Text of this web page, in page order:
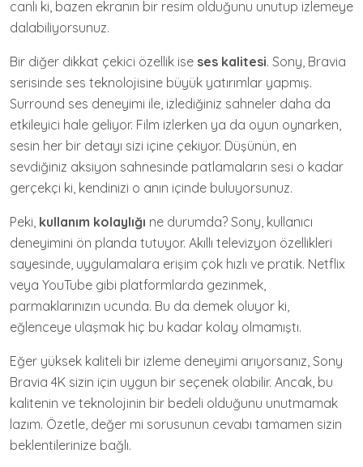
canlı ki, bazen ekranın bir resim olduğunu unutup izlemeye
dalabiliyorsunuz.
Bir diğer dikkat çekici özellik ise ses kalitesi. Sony, Bravia
serisinde ses teknolojisine büyük yatırımlar yapmış.
Surround ses deneyimi ile, izlediğiniz sahneler daha da
etkileyici hale geliyor. Film izlerken ya da oyun oynarken,
sesin her bir detayı sizi içine çekiyor. Düşünün, en
sevdiğiniz aksiyon sahnesinde patlamaların sesi o kadar
gerçekçi ki, kendinizi o anın içinde buluyorsunuz.
Peki, kullanım kolaylığı ne durumda? Sony, kullanıcı
deneyimini ön planda tutuyor. Akıllı televizyon özellikleri
sayesinde, uygulamalara erişim çok hızlı ve pratik. Netflix
veya YouTube gibi platformlarda gezinmek,
parmaklarınızın ucunda. Bu da demek oluyor ki,
eğlenceye ulaşmak hiç bu kadar kolay olmamıştı.
Eğer yüksek kaliteli bir izleme deneyimi arıyorsanız, Sony
Bravia 4K sizin için uygun bir seçenek olabilir. Ancak, bu
kalitenin ve teknolojinin bir bedeli olduğunu unutmamak
lazım. Özetle, değer mi sorusunun cevabı tamamen sizin
beklentilerinize bağlı.